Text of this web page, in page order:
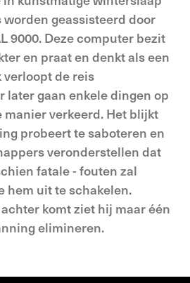
geassisteerd door
9000. Deze computer bezit
en praat en denkt als een
verloopt de reis
later gaan enkele dingen op
verkeerd. Het blijkt
probeert te saboteren en
veronderstellen dat
fatale - fouten zal
hem uit te schakelen.
komt ziet hij maar één
elimineren.